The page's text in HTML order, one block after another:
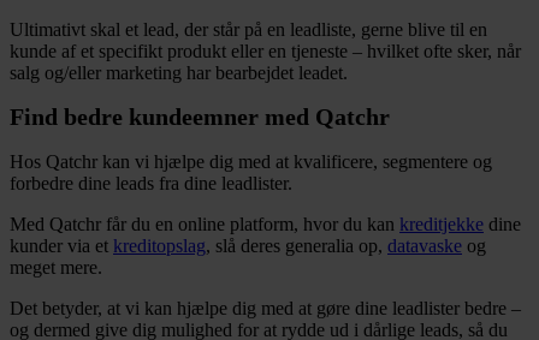
Ultimativt skal et lead, der står på en leadliste, gerne blive til en
kunde af et specifikt produkt eller en tjeneste – hvilket ofte sker, når
salg og/eller marketing har bearbejdet leadet.
Find bedre kundeemner med Qatchr
Hos Qatchr kan vi hjælpe dig med at kvalificere, segmentere og
forbedre dine leads fra dine leadlister.
Med Qatchr får du en online platform, hvor du kan kreditjekke dine
kunder via et kreditopslag, slå deres generalia op, datavaske og
meget mere.
Det betyder, at vi kan hjælpe dig med at gøre dine leadlister bedre –
og dermed give dig mulighed for at rydde ud i dårlige leads, så du